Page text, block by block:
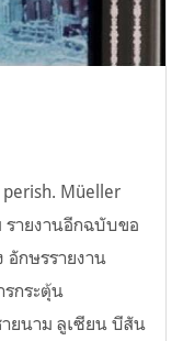
Müeller
ายงานอีกฉบับขอ
อักษรรายงาน
กระตุ้น
ยนาม ลูเซียน บีสัน